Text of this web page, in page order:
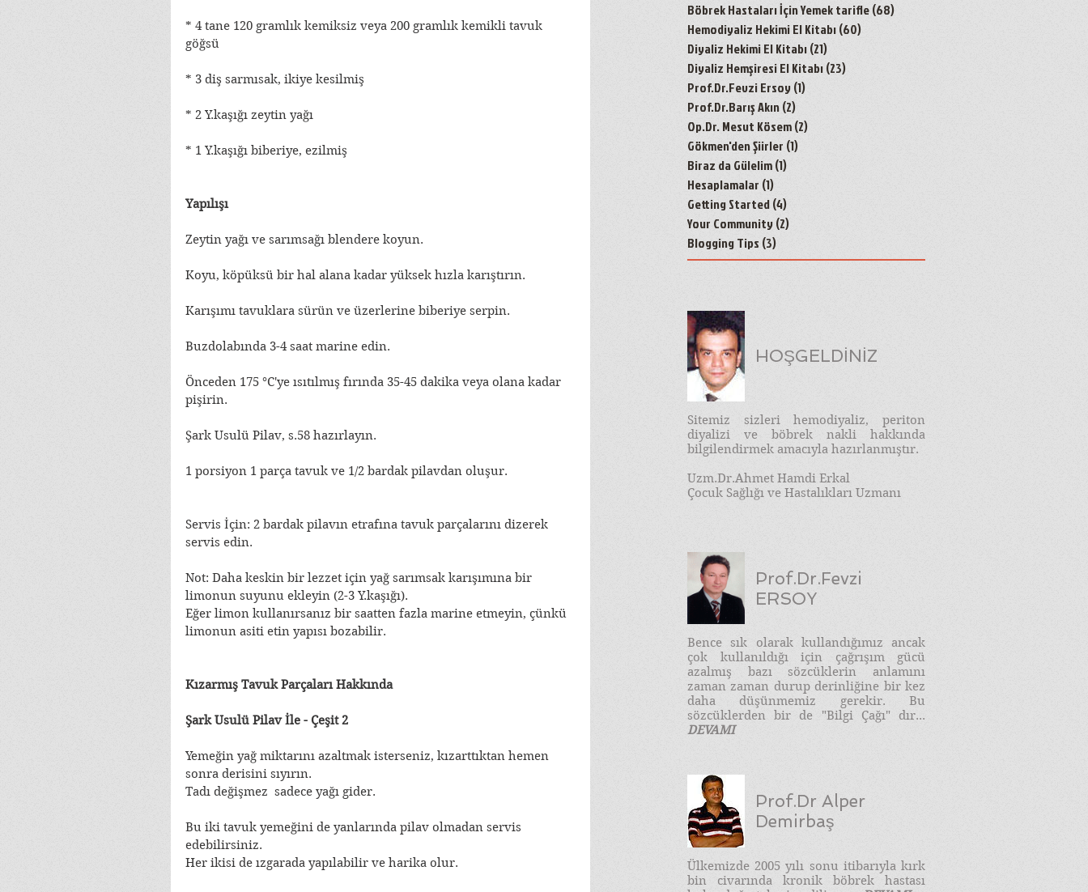
* 4 tane 120 gramlık kemiksiz veya 200 gramlık kemikli tavuk
göğsü
* 3 diş sarmısak, ikiye kesilmiş
* 2 Y.kaşığı zeytin yağı
* 1 Y.kaşığı biberiye, ezilmiş
Yapılışı
Zeytin yağı ve sarımsağı blendere koyun.
Koyu, köpüksü bir hal alana kadar yüksek hızla karıştırın.
Karışımı tavuklara sürün ve üzerlerine biberiye serpin.
Buzdolabında 3-4 saat marine edin.
Önceden 175 °C'ye ısıtılmış fırında 35-45 dakika veya olana kadar
pişirin.
Şark Usulü Pilav, s.58 hazırlayın.
1 porsiyon 1 parça tavuk ve 1/2 bardak pilavdan oluşur.
Servis İçin: 2 bardak pilavın etrafına tavuk parçalarını dizerek
servis edin.
Not: Daha keskin bir lezzet için yağ sarımsak karışımına bir
limonun suyunu ekleyin (2-3 Y.kaşığı).
Eğer limon kullanırsanız bir saatten fazla marine etmeyin, çünkü
limonun asiti etin yapısı bozabilir.
Kızarmış Tavuk Parçaları Hakkında
Şark Usulü Pilav İle - Çeşit 2
Yemeğin yağ miktarını azaltmak isterseniz, kızarttıktan hemen
sonra derisini sıyırın.
Tadı değişmez  sadece yağı gider.
Bu iki tavuk yemeğini de yanlarında pilav olmadan servis
edebilirsiniz.
Her ikisi de ızgarada yapılabilir ve harika olur.
Böbrek Hastaları İçin Yemek tarifle(68)
Hemodiyaliz Hekimi El Kitabı(60)
Diyaliz Hekimi El Kitabı(21)
Diyaliz Hemşiresi El Kitabı(23)
Prof.Dr.Fevzi Ersoy(1)
Prof.Dr.Barış Akın(2)
Op.Dr. Mesut Kösem(2)
Gökmen'den Şiirler (1)
Biraz da Gülelim(1)
Hesaplamalar (1)
Getting Started(4)
Your Community(2)
Blogging Tips (3)
HOŞGELDİNİZ
Sitemiz sizleri hemodiyaliz, periton
diyalizi ve böbrek nakli hakkında
bilgilendirmek amacıyla hazırlanmıştır.
Uzm.Dr.Ahmet Hamdi Erkal
Çocuk Sağlığı ve Hastalıkları Uzmanı
Prof.Dr.Fevzi
ERSOY
​Bence sık olarak kullandığımız ancak
çok kullanıldığı için çağrışım gücü
azalmış bazı sözcüklerin anlamını
zaman zaman durup derinliğine bir kez
daha düşünmemiz gerekir. Bu
sözcüklerden bir de "Bilgi Çağı" dır...
DEVAMI
Prof.Dr Alper
Demirbaş
Ülkemizde 2005 yılı sonu itibarıyla kırk
bin civarında kronik böbrek hastası